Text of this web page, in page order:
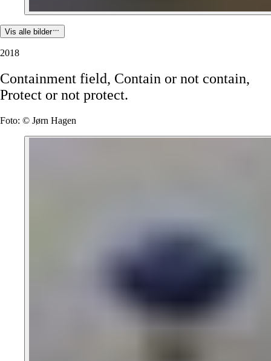
Vis alle bilder
2018
Containment field, Contain or not contain,
Protect or not protect.
Foto: © Jørn Hagen